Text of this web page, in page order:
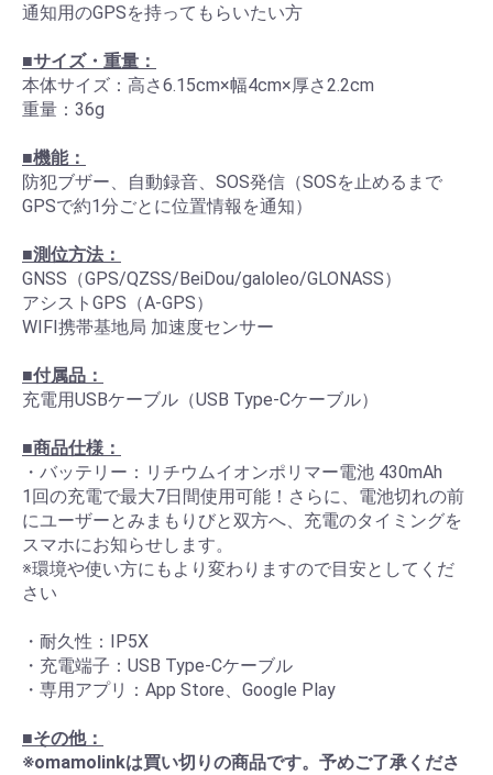
通知用のGPSを持ってもらいたい方
■サイズ・重量：
本体サイズ：高さ6.15cm×幅4cm×厚さ2.2cm
重量：36g
■機能：
防犯ブザー、自動録音、SOS発信（SOSを止めるまで
GPSで約1分ごとに位置情報を通知）
■測位方法：
GNSS（GPS/QZSS/BeiDou/galoleo/GLONASS）
アシストGPS（A-GPS）
WIFI携帯基地局 加速度センサー
■付属品：
充電用USBケーブル（USB Type-Cケーブル）
■商品仕様：
・バッテリー：リチウムイオンポリマー電池 430mAh
1回の充電で最大7日間使用可能！さらに、電池切れの前
にユーザーとみまもりびと双方へ、充電のタイミングを
スマホにお知らせします。
※環境や使い方にもより変わりますので目安としてくだ
さい
・耐久性：IP5X
・充電端子：USB Type-Cケーブル
・専用アプリ：App Store、Google Play
■その他：
※omamolinkは買い切りの商品です。予めご了承くださ